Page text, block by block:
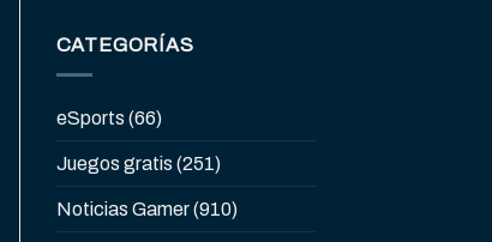
CATEGORÍAS
eSports (66)
Juegos gratis (251)
Noticias Gamer(910)